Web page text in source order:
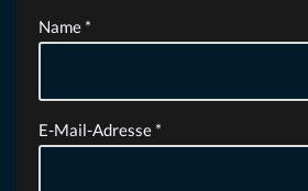
Name *
E-Mail-Adresse *